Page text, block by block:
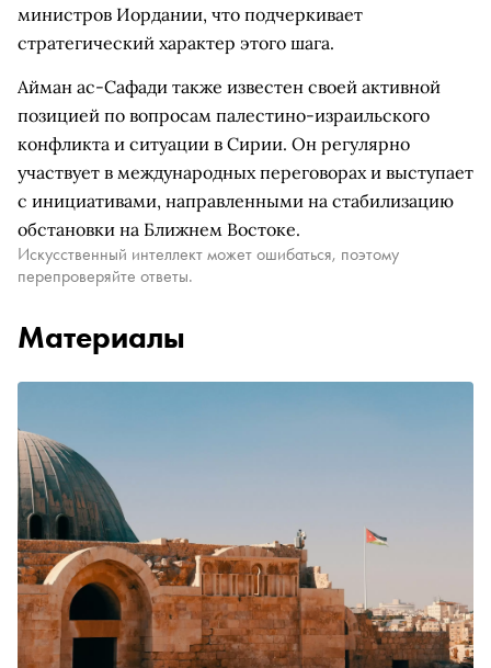
министров Иордании, что подчеркивает
стратегический характер этого шага.
Айман ас-Сафади также известен своей активной
позицией по вопросам палестино-израильского
конфликта и ситуации в Сирии. Он регулярно
участвует в международных переговорах и выступает
с инициативами, направленными на стабилизацию
обстановки на Ближнем Востоке.
Искусственный интеллект может ошибаться, поэтому
перепроверяйте ответы.
Материалы